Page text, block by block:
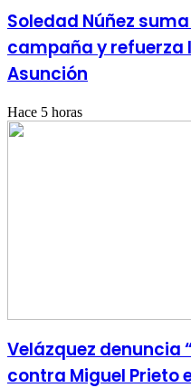
Soledad Núñez
campaña y refuerza
Asunción
Hace 5 horas
Velázquez denuncia
contra Miguel Prieto